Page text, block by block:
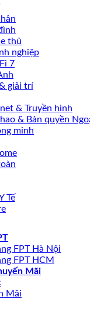
thủ
nghiệp
7
giải trí
& Truyền hình
& Bản quyền
minh
Tế
FPT Hà Nội
FPT HCM
Mãi
Mãi